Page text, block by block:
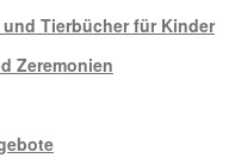
und Tierbücher für Kinder
Zeremonien